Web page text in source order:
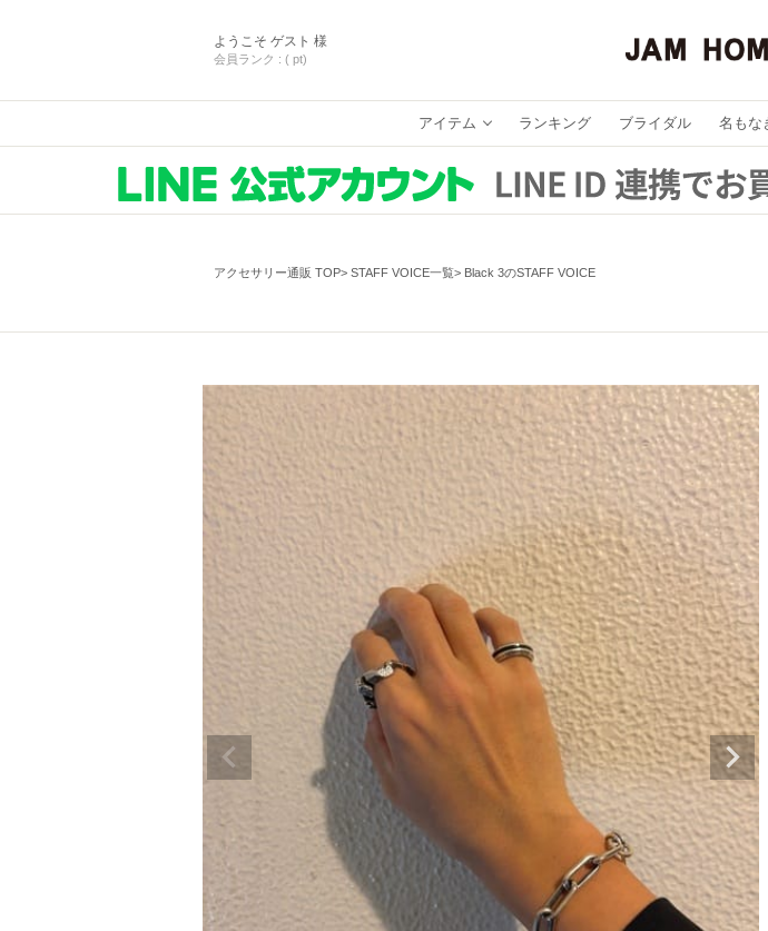
ようこそ ゲスト 様
会員ランク : ( pt)
アイテム ランキング ブライダル 名もな
アクセサリー通販 TOP STAFF VOICE一覧 Black 3のSTAFF VOICE